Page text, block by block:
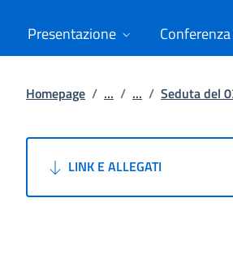
Presentazione
Homepage / ... / ... / Seduta del
LINK E ALLEGATI